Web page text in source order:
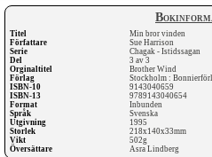
Titel
Min bror vinden
Författare
Sue Harrison
Serie
Chagak - Istidssagan
Del
3 av 3
Orginaltitel
Brother Wind
Förlag
Stockholm : Bonnierförl
ISBN-10
9143040659
ISBN-13
9789143040654
Format
Inbunden
Språk
Svenska
Utgivning
1995
Storlek
218x140x33mm
Vikt
502g
Översättare
Asra Lindberg